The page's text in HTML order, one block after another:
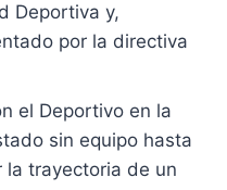
Deportiva y,
por la directiva
el Deportivo en la
sin equipo hasta
la trayectoria de un